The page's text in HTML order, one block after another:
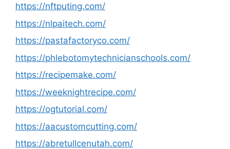
https://nftputing.com/
https://nlpaitech.com/
https://pastafactoryco.com/
https://phlebotomytechnicianschools.com/
https://recipemake.com/
https://weeknightrecipe.com/
https://ogtutorial.com/
https://aacustomcutting.com/
https://abretullcenutah.com/